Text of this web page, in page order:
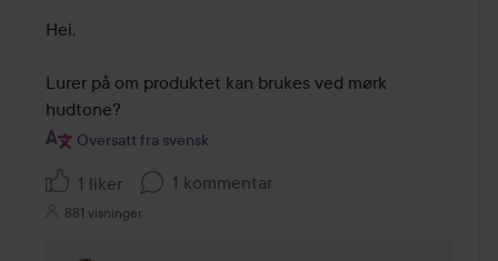
Hei,
Lurer på om produktet kan brukes ved mørk
hudtone?
Oversatt fra svensk
1 liker 1 kommentar
881 visninger